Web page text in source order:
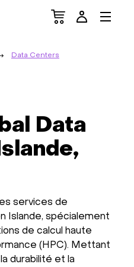
Data Centers
Data
services de
Islande, spécialement
de calcul haute
(HPC). Mettant
durabilité et la